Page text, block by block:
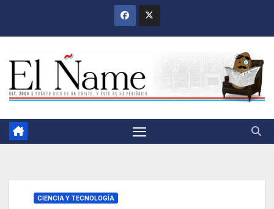
CIENCIA Y TECNOLOGÍA